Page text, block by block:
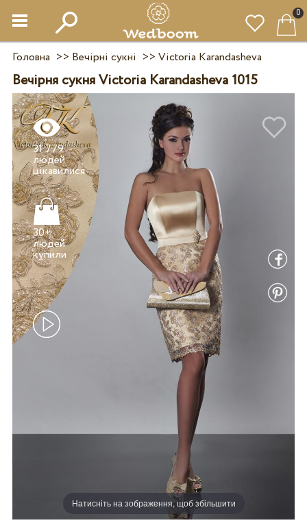
0
Головна >> Вечірні сукні >> Victoria Karandasheva
Вечірня сукня Victoria Karandasheva 1015
Натисніть на зображення, щоб збільшити
31 779
людей
цікавилися
30+
людей